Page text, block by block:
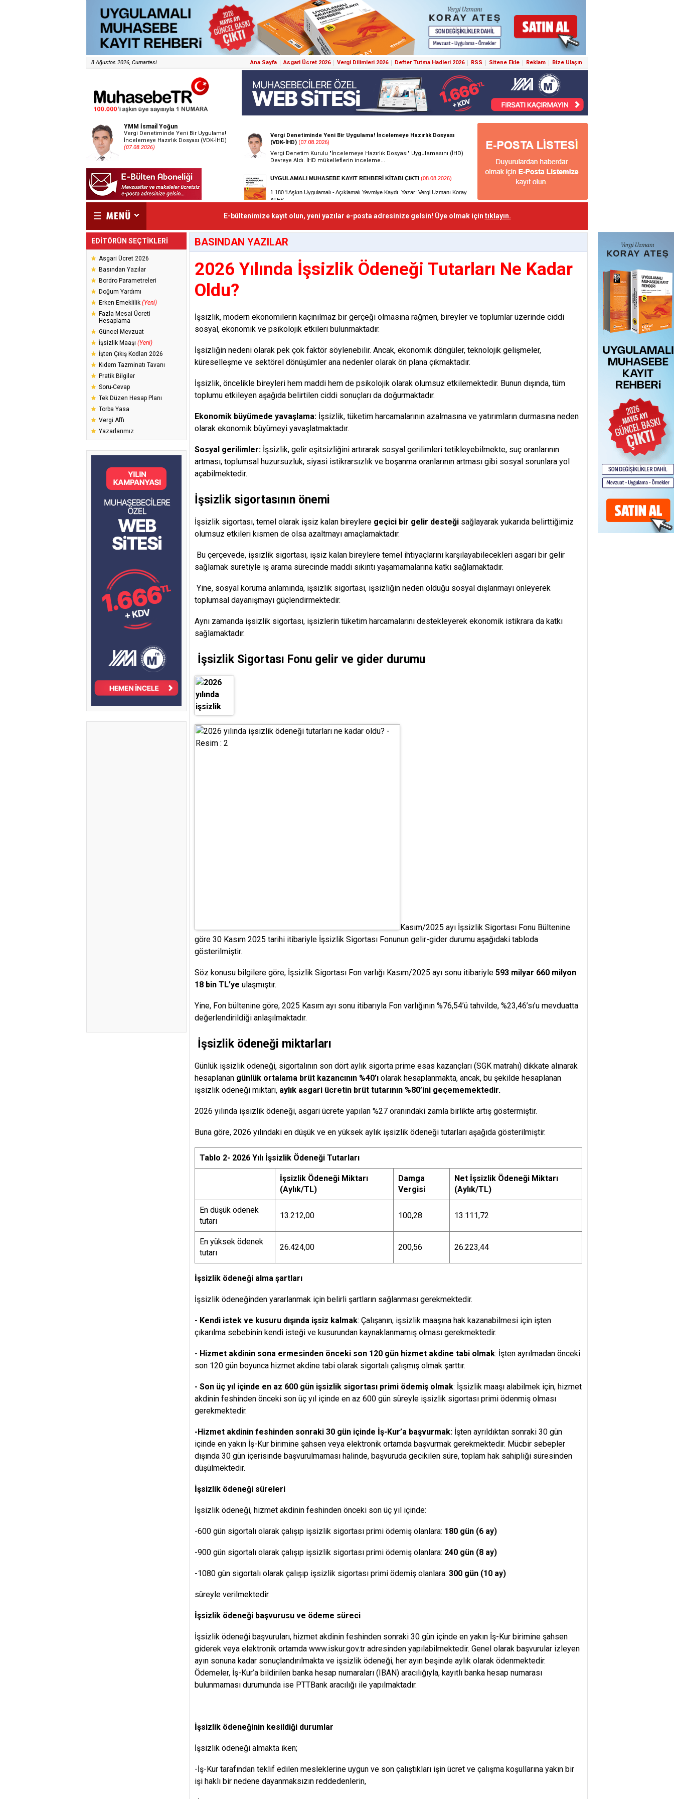
8 Ağustos 2026, Cumartesi Ana Sayfa Asgari Ücret 2026 Vergi Dilimleri 2026 Defter Tutma Hadleri 2026 RSS Sitene Ekle Reklam Bize Ulaşın
YMM İsmail Yoğun
Vergi Denetiminde Yeni Bir Uygulama!
İncelemeye Hazırlık Dosyası (VDK-İHD)
(07.08.2026)
E-bültenimize kayıt olun, yeni yazılar e-posta adresinize gelsin! Üye olmak için tıklayın.
EDİTÖRÜN SEÇTİKLERİ
Asgari Ücret 2026
Basından Yazılar
Bordro Parametreleri
Doğum Yardımı
Erken Emeklilik (Yeni)
Fazla Mesai Ücreti
Hesaplama
Güncel Mevzuat
İşsizlik Maaşı (Yeni)
İşten Çıkış Kodları 2026
Kıdem Tazminatı Tavanı
Pratik Bilgiler
Soru-Cevap
Tek Düzen Hesap Planı
Torba Yasa
Vergi Affı
Yazarlarımız
BASINDAN YAZILAR
2026 Yılında İşsizlik Ödeneği Tutarları Ne Kadar
Oldu?
İşsizlik, modern ekonomilerin kaçınılmaz bir gerçeği olmasına rağmen, bireyler ve toplumlar üzerinde ciddi
sosyal, ekonomik ve psikolojik etkileri bulunmaktadır.
İşsizliğin nedeni olarak pek çok faktör söylenebilir. Ancak, ekonomik döngüler, teknolojik gelişmeler,
küreselleşme ve sektörel dönüşümler ana nedenler olarak ön plana çıkmaktadır.
İşsizlik, öncelikle bireyleri hem maddi hem de psikolojik olarak olumsuz etkilemektedir. Bunun dışında, tüm
toplumu etkileyen aşağıda belirtilen ciddi sonuçları da doğurmaktadır.
Ekonomik büyümede yavaşlama: İşsizlik, tüketim harcamalarının azalmasına ve yatırımların durmasına neden
olarak ekonomik büyümeyi yavaşlatmaktadır.
Sosyal gerilimler: İşsizlik, gelir eşitsizliğini artırarak sosyal gerilimleri tetikleyebilmekte, suç oranlarının
artması, toplumsal huzursuzluk, siyasi istikrarsızlık ve boşanma oranlarının artması gibi sosyal sorunlara yol
açabilmektedir.
İşsizlik sigortasının önemi
İşsizlik sigortası, temel olarak işsiz kalan bireylere geçici bir gelir desteği sağlayarak yukarıda belirttiğimiz
olumsuz etkileri kısmen de olsa azaltmayı amaçlamaktadır.
Bu çerçevede, işsizlik sigortası, işsiz kalan bireylere temel ihtiyaçlarını karşılayabilecekleri asgari bir gelir
sağlamak suretiyle iş arama sürecinde maddi sıkıntı yaşamamalarına katkı sağlamaktadır.
Yine, sosyal koruma anlamında, işsizlik sigortası, işsizliğin neden olduğu sosyal dışlanmayı önleyerek
toplumsal dayanışmayı güçlendirmektedir.
Aynı zamanda işsizlik sigortası, işsizlerin tüketim harcamalarını destekleyerek ekonomik istikrara da katkı
sağlamaktadır.
İşsizlik Sigortası Fonu gelir ve gider durumu
Kasım/2025 ayı İşsizlik Sigortası Fonu Bültenine
göre 30 Kasım 2025 tarihi itibariyle İşsizlik Sigortası Fonunun gelir-gider durumu aşağıdaki tabloda
gösterilmiştir.
Söz konusu bilgilere göre, İşsizlik Sigortası Fon varlığı Kasım/2025 ayı sonu itibariyle 593 milyar 660 milyon
18 bin TL’ye ulaşmıştır.
Yine, Fon bültenine göre, 2025 Kasım ayı sonu itibarıyla Fon varlığının %76,54’ü tahvilde, %23,46’sı’u mevduatta
değerlendirildiği anlaşılmaktadır.
İşsizlik ödeneği miktarları
Günlük işsizlik ödeneği, sigortalının son dört aylık sigorta prime esas kazançları (SGK matrahı) dikkate alınarak
hesaplanan günlük ortalama brüt kazancının %40’ı olarak hesaplanmakta, ancak, bu şekilde hesaplanan
işsizlik ödeneği miktarı, aylık asgari ücretin brüt tutarının %80’ini geçememektedir.
2026 yılında işsizlik ödeneği, asgari ücrete yapılan %27 oranındaki zamla birlikte artış göstermiştir.
Buna göre, 2026 yılındaki en düşük ve en yüksek aylık işsizlik ödeneği tutarları aşağıda gösterilmiştir.
Tablo 2- 2026 Yılı İşsizlik Ödeneği Tutarları
İşsizlik Ödeneği Miktarı
(Aylık/TL)
Damga
Vergisi
Net İşsizlik Ödeneği Miktarı
(Aylık/TL)
En düşük ödenek
tutarı
13.212,00 100,28 13.111,72
En yüksek ödenek
tutarı
26.424,00 200,56 26.223,44
İşsizlik ödeneği alma şartları
İşsizlik ödeneğinden yararlanmak için belirli şartların sağlanması gerekmektedir.
- Kendi istek ve kusuru dışında işsiz kalmak: Çalışanın, işsizlik maaşına hak kazanabilmesi için işten
çıkarılma sebebinin kendi isteği ve kusurundan kaynaklanmamış olması gerekmektedir.
- Hizmet akdinin sona ermesinden önceki son 120 gün hizmet akdine tabi olmak: İşten ayrılmadan önceki
son 120 gün boyunca hizmet akdine tabi olarak sigortalı çalışmış olmak şarttır.
- Son üç yıl içinde en az 600 gün işsizlik sigortası primi ödemiş olmak: İşsizlik maaşı alabilmek için, hizmet
akdinin feshinden önceki son üç yıl içinde en az 600 gün süreyle işsizlik sigortası primi ödenmiş olması
gerekmektedir.
-Hizmet akdinin feshinden sonraki 30 gün içinde İş-Kur’a başvurmak: İşten ayrıldıktan sonraki 30 gün
içinde en yakın İş-Kur birimine şahsen veya elektronik ortamda başvurmak gerekmektedir. Mücbir sebepler
dışında 30 gün içerisinde başvurulmaması halinde, başvuruda gecikilen süre, toplam hak sahipliği süresinden
düşülmektedir.
İşsizlik ödeneği süreleri
İşsizlik ödeneği, hizmet akdinin feshinden önceki son üç yıl içinde:
-600 gün sigortalı olarak çalışıp işsizlik sigortası primi ödemiş olanlara: 180 gün (6 ay)
-900 gün sigortalı olarak çalışıp işsizlik sigortası primi ödemiş olanlara: 240 gün (8 ay)
-1080 gün sigortalı olarak çalışıp işsizlik sigortası primi ödemiş olanlara: 300 gün (10 ay)
süreyle verilmektedir.
İşsizlik ödeneği başvurusu ve ödeme süreci
İşsizlik ödeneği başvuruları, hizmet akdinin feshinden sonraki 30 gün içinde en yakın İş-Kur birimine şahsen
giderek veya elektronik ortamda www.iskur.gov.tr adresinden yapılabilmektedir. Genel olarak başvurular izleyen
ayın sonuna kadar sonuçlandırılmakta ve işsizlik ödeneği, her ayın beşinde aylık olarak ödenmektedir.
Ödemeler, İş-Kur’a bildirilen banka hesap numaraları (IBAN) aracılığıyla, kayıtlı banka hesap numarası
bulunmaması durumunda ise PTTBank aracılığı ile yapılmaktadır.
İşsizlik ödeneğinin kesildiği durumlar
İşsizlik ödeneği almakta iken;
-İş-Kur tarafından teklif edilen mesleklerine uygun ve son çalıştıkları işin ücret ve çalışma koşullarına yakın bir
işi haklı bir nedene dayanmaksızın reddedenlerin,